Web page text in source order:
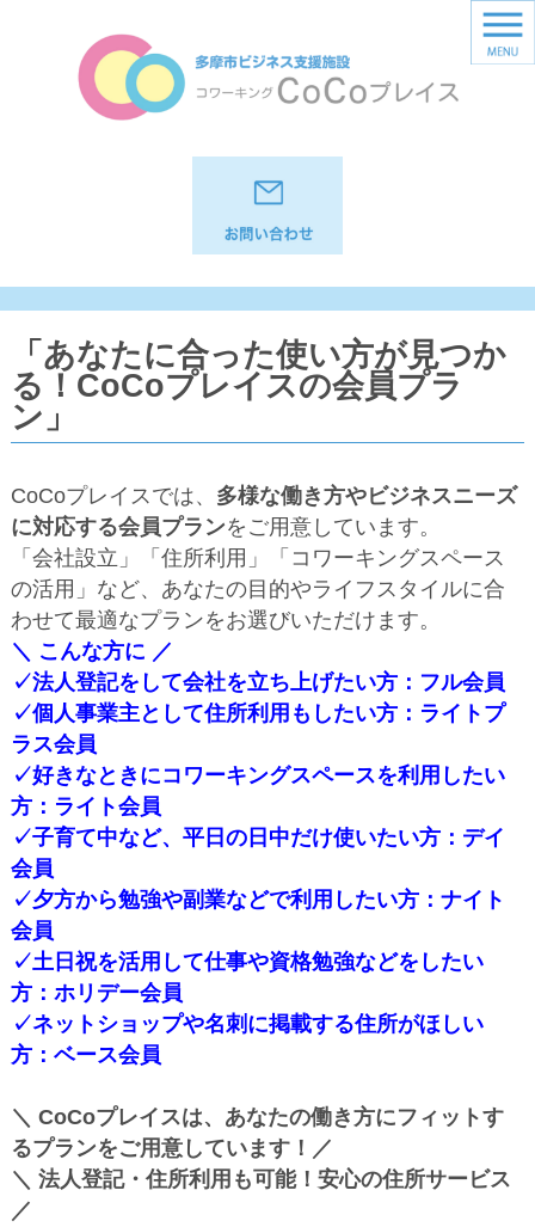
「あなたに合った使い方が見つか
る！CoCoプレイスの会員プラ
ン」
CoCoプレイスでは、 多様な働き方やビジネスニーズ
に対応する会員プランをご用意しています。
「会社設立」「住所利用」「コワーキングスペース
の活用」など、あなたの目的やライフスタイルに合
わせて最適なプランをお選びいただけます。
＼ こんな方に ／
✓法人登記をして会社を立ち上げたい方：フル会員
✓個人事業主として住所利用もしたい方：ライトプ
ラス会員
✓好きなときにコワーキングスペースを利用したい
方：ライト会員
✓子育て中など、平日の日中だけ使いたい方：デイ
会員
✓夕方から勉強や副業などで利用したい方：ナイト
会員
✓土日祝を活用して仕事や資格勉強などをしたい
方：ホリデー会員
✓ネットショップや名刺に掲載する住所がほしい
方：ベース会員
＼ CoCoプレイスは、あなたの働き方にフィットす
るプランをご用意しています！／
＼ 法人登記・住所利用も可能！安心の住所サービス
／